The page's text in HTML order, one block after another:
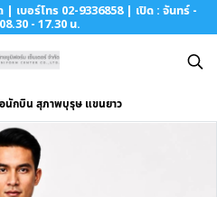
เบอร์โทร 02-9336858 | เปิด : จันทร์ -
- 17.30 น.
อนักบิน สุภาพบุรุษ แขนยาว